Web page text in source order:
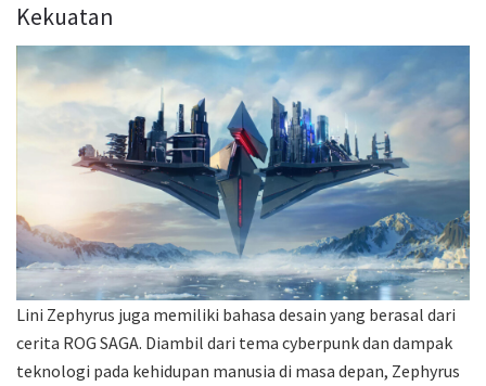
Kekuatan
Lini Zephyrus juga memiliki bahasa desain yang berasal dari
cerita ROG SAGA. Diambil dari tema cyberpunk dan dampak
teknologi pada kehidupan manusia di masa depan, Zephyrus